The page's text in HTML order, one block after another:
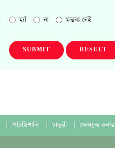
হ্যাঁ না মন্তব্য নেই
SUBMIT RESULT
পাঁচমিশালি চাকুরী ফেসবুক কর্নার